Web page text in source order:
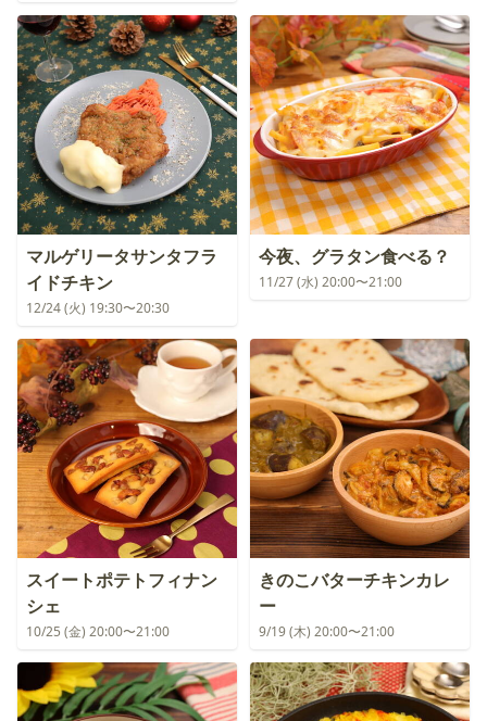
マルゲリータサンタフラ
イドチキン
12/24 (火) 19:30〜20:30
今夜、グラタン食べる？
11/27 (水) 20:00〜21:00
スイートポテトフィナン
シェ
10/25 (金) 20:00〜21:00
きのこバターチキンカレ
ー
9/19 (木) 20:00〜21:00